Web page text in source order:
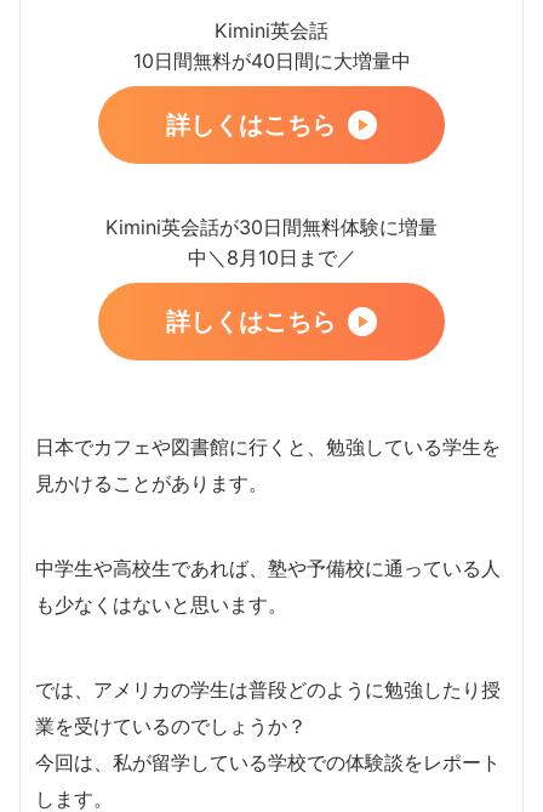
Kimini英会話
10日間無料が40日間に大増量中
詳しくはこちら
Kimini英会話が30日間無料体験に増量
中＼8月10日まで／
詳しくはこちら
日本でカフェや図書館に行くと、勉強している学生を
見かけることがあります。
中学生や高校生であれば、塾や予備校に通っている人
も少なくはないと思います。
では、アメリカの学生は普段どのように勉強したり授
業を受けているのでしょうか？
今回は、私が留学している学校での体験談をレポート
します。